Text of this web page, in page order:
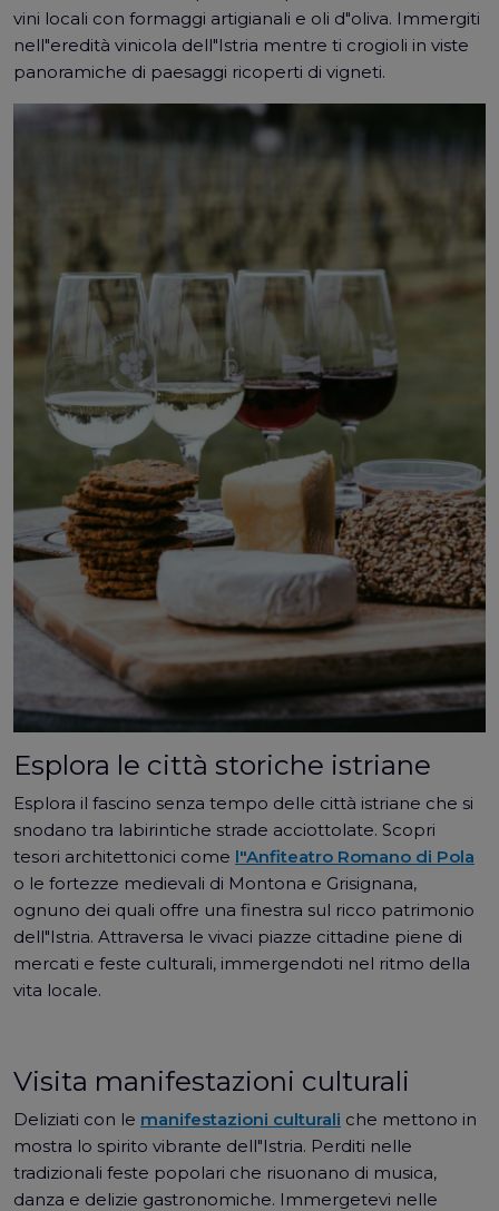
vini locali con formaggi artigianali e oli d"oliva. Immergiti
nell"eredità vinicola dell"Istria mentre ti crogioli in viste
panoramiche di paesaggi ricoperti di vigneti.
Esplora le città storiche istriane
Esplora il fascino senza tempo delle città istriane che si
snodano tra labirintiche strade acciottolate. Scopri
tesori architettonici come l"Anfiteatro Romano di Pola
o le fortezze medievali di Montona e Grisignana,
ognuno dei quali offre una finestra sul ricco patrimonio
dell"Istria. Attraversa le vivaci piazze cittadine piene di
mercati e feste culturali, immergendoti nel ritmo della
vita locale.
Visita manifestazioni culturali
Deliziati con le manifestazioni culturali che mettono in
mostra lo spirito vibrante dell"Istria. Perditi nelle
tradizionali feste popolari che risuonano di musica,
danza e delizie gastronomiche. Immergetevi nelle